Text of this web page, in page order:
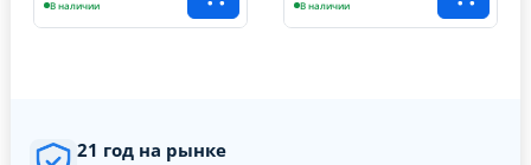
В наличии В наличии
21 год на рынке